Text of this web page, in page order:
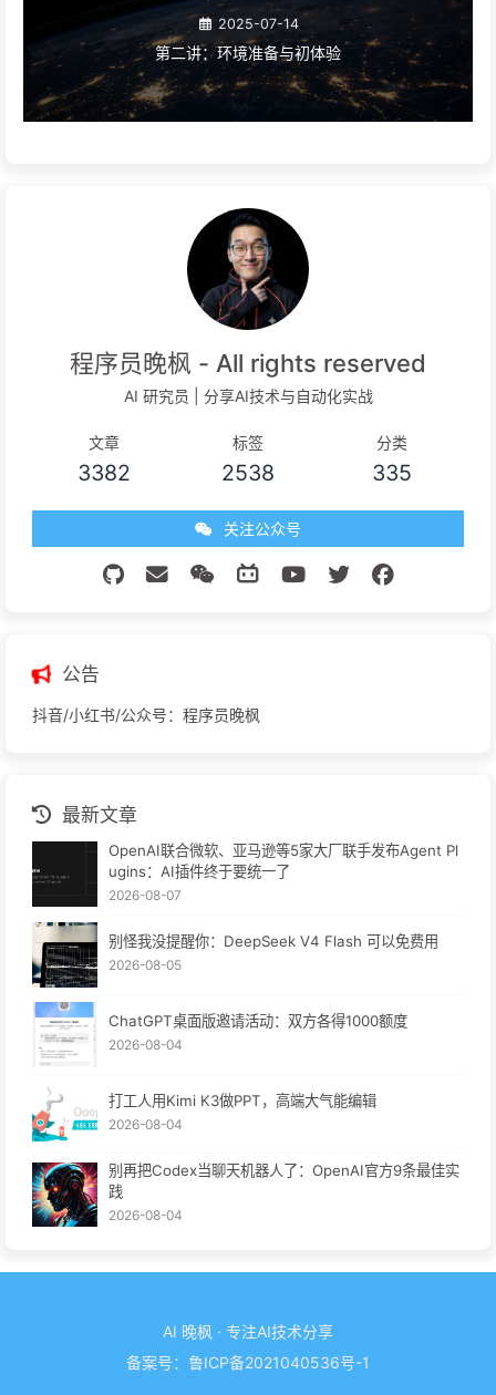
2025-07-14
第二讲：环境准备与初体验
程序员晚枫 - All rights reserved
AI 研究员 | 分享AI技术与自动化实战
文章
3382
标签
2538
分类
335
关注公众号
公告
抖音/小红书/公众号：程序员晚枫
最新文章
OpenAI联合微软、亚马逊等5家大厂联手发布Agent Pl
ugins：AI插件终于要统一了
2026-08-07
别怪我没提醒你：DeepSeek V4 Flash 可以免费用
2026-08-05
ChatGPT桌面版邀请活动：双方各得1000额度
2026-08-04
打工人用Kimi K3做PPT，高端大气能编辑
2026-08-04
别再把Codex当聊天机器人了：OpenAI官方9条最佳实
践
2026-08-04
AI 晚枫 · 专注AI技术分享
备案号： 鲁ICP备2021040536号-1